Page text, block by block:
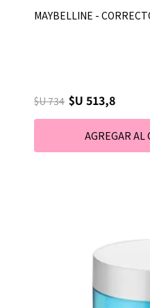
MAYBELLINE -
$U 734 $U 513,8